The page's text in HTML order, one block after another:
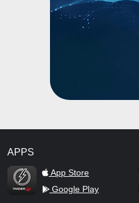
APPS
TraderFox Flash
App Store
Google Play